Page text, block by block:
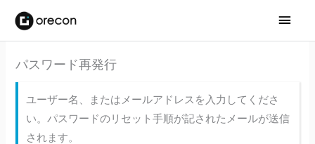
メ
イ
メ
ニ
パスワード再発行
ユーザー名、またはメールアドレスを入力してくださ
い。パスワードのリセット手順が記されたメールが送信
されます。